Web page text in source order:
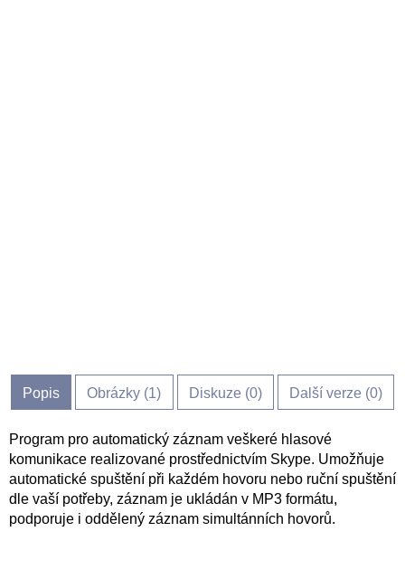
Popis Obrázky (1) Diskuze (0) Další verze (0)
Program pro automatický záznam veškeré hlasové
komunikace realizované prostřednictvím Skype. Umožňuje
automatické spuštění při každém hovoru nebo ruční spuštění
dle vaší potřeby, záznam je ukládán v MP3 formátu,
podporuje i oddělený záznam simultánních hovorů.